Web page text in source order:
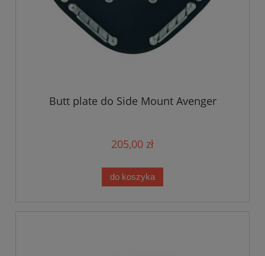
Butt plate do Side Mount Avenger
205,00 zł
do koszyka